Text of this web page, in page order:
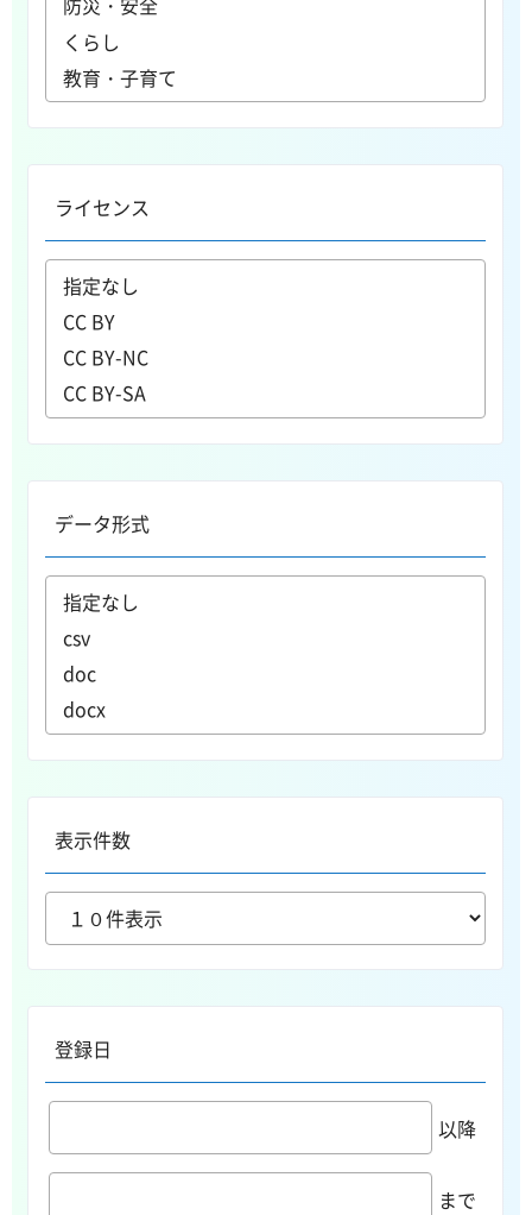
ライセンス
データ形式
表示件数
登録日
以降
まで